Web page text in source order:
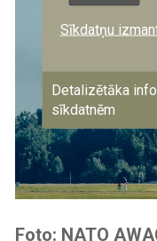
Foto: NATO
Sīkdatņu
Detalizētāka
sīkdatnēm